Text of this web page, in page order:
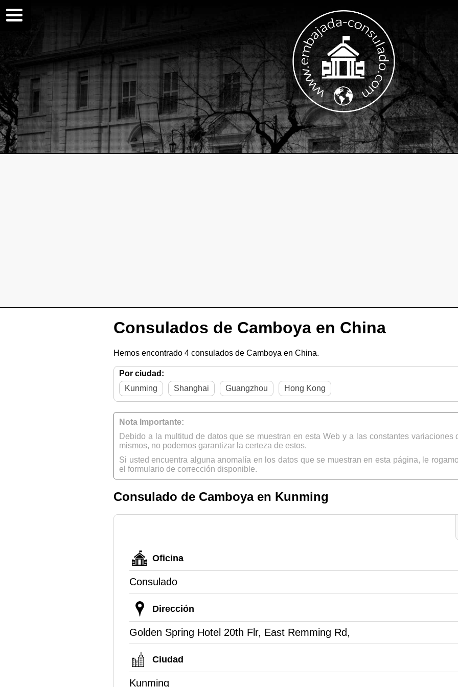
Consulados de Camboya en China
Hemos encontrado 4 consulados de Camboya en China.
Por ciudad:
Kunming
Shanghai Guangzhou Hong Kong
Nota Importante:
Debido a la multitud de datos que se muestran en esta Web y a las constantes
mismos, no podemos garantizar la certeza de estos.
Si usted encuentra alguna anomalía en los datos que se muestran en esta página, le
el formulario de corrección disponible.
Consulado de Camboya en Kunming
Oficina
Consulado
Dirección
Golden Spring Hotel 20th Flr, East Remming Rd,
Ciudad
Kunming